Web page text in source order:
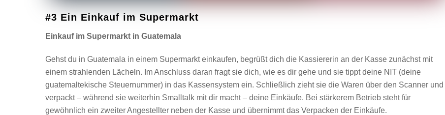
#3 Ein Einkauf im Supermarkt
Einkauf im Supermarkt in Guatemala
Gehst du in Guatemala in einem Supermarkt einkaufen, begrüßt dich die Kassiererin an der Kasse zunächst mit
einem strahlenden Lächeln. Im Anschluss daran fragt sie dich, wie es dir gehe und sie tippt deine NIT (deine
guatemaltekische Steuernummer) in das Kassensystem ein. Schließlich zieht sie die Waren über den Scanner und
verpackt – während sie weiterhin Smalltalk mit dir macht – deine Einkäufe. Bei stärkerem Betrieb steht für
gewöhnlich ein zweiter Angestellter neben der Kasse und übernimmt das Verpacken der Einkäufe.